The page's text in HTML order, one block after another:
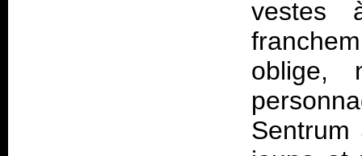
vestes
oblige,
Sentrum